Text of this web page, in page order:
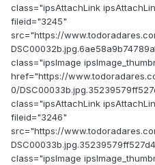
class="ipsAttachLink
fileid="3245"
src="https://
class="ipsImage
href="https://
0/
class="ipsAttachLink
fileid="3246"
src="https://
class="ipsImage